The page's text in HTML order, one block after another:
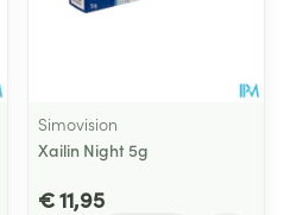
Simovision
Xailin Night 5g
€ 11,95